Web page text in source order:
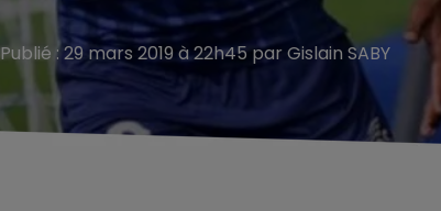
Publié : 29 mars 2019 à 22h45 par Gislain SABY